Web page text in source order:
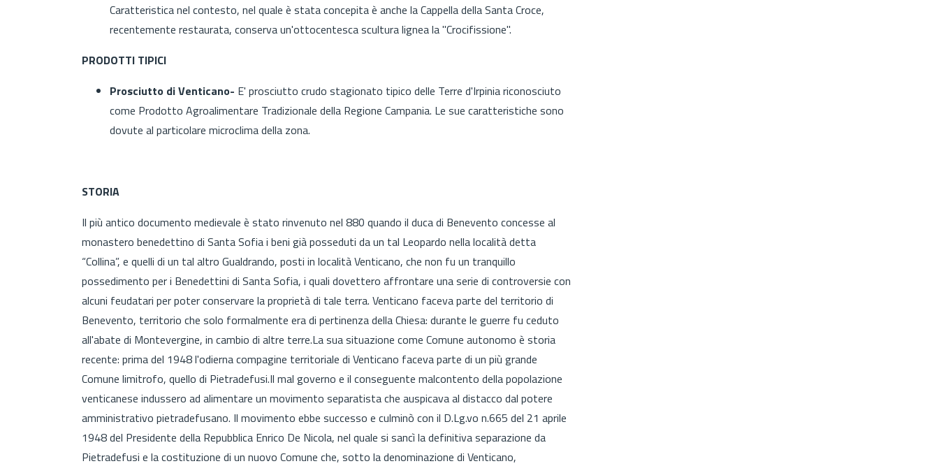
Caratteristica nel contesto, nel quale è stata concepita è anche la Cappella della Santa Croce,
recentemente restaurata, conserva un'ottocentesca scultura lignea la "Crocifissione".
PRODOTTI TIPICI
Prosciutto di Venticano- E' prosciutto crudo stagionato tipico delle Terre d'Irpinia riconosciuto
come Prodotto Agroalimentare Tradizionale della Regione Campania. Le sue caratteristiche sono
dovute al particolare microclima della zona.
STORIA
Il più antico documento medievale è stato rinvenuto nel 880 quando il duca di Benevento concesse al
monastero benedettino di Santa Sofia i beni già posseduti da un tal Leopardo nella località detta
“Collina”, e quelli di un tal altro Gualdrando, posti in località Venticano, che non fu un tranquillo
possedimento per i Benedettini di Santa Sofia, i quali dovettero affrontare una serie di controversie con
alcuni feudatari per poter conservare la proprietà di tale terra. Venticano faceva parte del territorio di
Benevento, territorio che solo formalmente era di pertinenza della Chiesa: durante le guerre fu ceduto
all'abate di Montevergine, in cambio di altre terre.La sua situazione come Comune autonomo è storia
recente: prima del 1948 l'odierna compagine territoriale di Venticano faceva parte di un più grande
Comune limitrofo, quello di Pietradefusi.Il mal governo e il conseguente malcontento della popolazione
venticanese indussero ad alimentare un movimento separatista che auspicava al distacco dal potere
amministrativo pietradefusano. Il movimento ebbe successo e culminò con il D.Lg.vo n.665 del 21 aprile
1948 del Presidente della Repubblica Enrico De Nicola, nel quale si sancì la definitiva separazione da
Pietradefusi e la costituzione di un nuovo Comune che, sotto la denominazione di Venticano,